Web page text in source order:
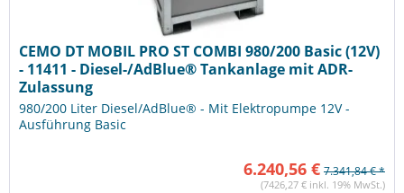
CEMO DT MOBIL PRO ST COMBI 980/200 Basic (12V)
- 11411 - Diesel-/AdBlue® Tankanlage mit ADR-
Zulassung
980/200 Liter Diesel/AdBlue® - Mit Elektropumpe 12V -
Ausführung Basic
6.240,56 € 7.341,84 € *
(7426,27 € inkl. 19% MwSt.)